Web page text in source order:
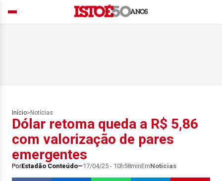
Início> Notícias
Dólar retoma queda a R$ 5,86
com valorização de pares
emergentes
PorEstadão Conteúdo 17/04/25 - 10h58minEmNotícias